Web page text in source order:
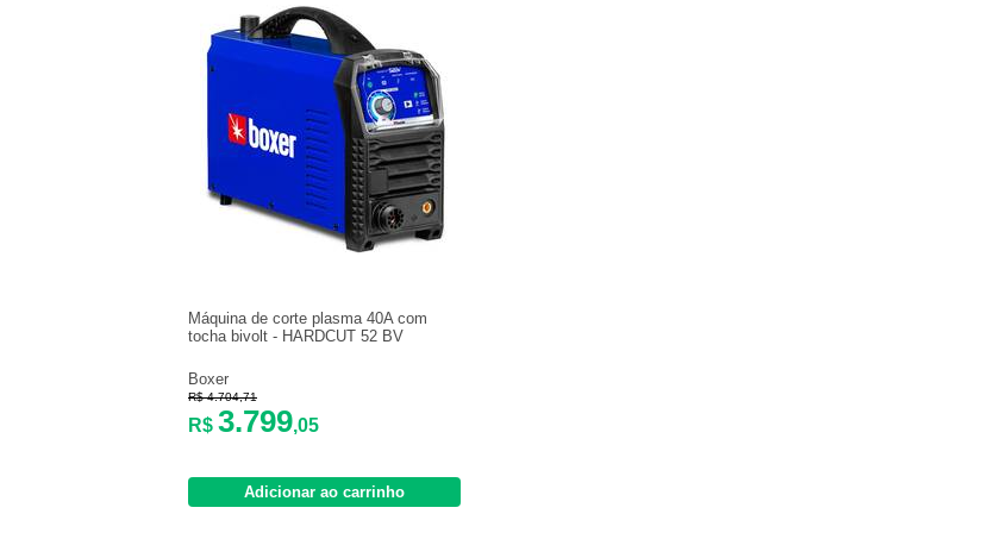
Máquina de corte plasma 40A com
tocha bivolt - HARDCUT 52 BV
Boxer
R$ 4.704,71
R$ 3.799,05
Adicionar ao carrinho